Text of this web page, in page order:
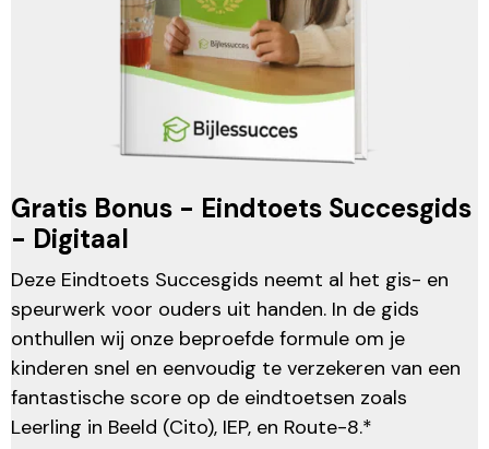
Gratis Bonus - Eindtoets Succesgids
- Digitaal
Deze Eindtoets Succesgids neemt al het gis- en
speurwerk voor ouders uit handen. In de gids
onthullen wij onze beproefde formule om je
kinderen snel en eenvoudig te verzekeren van een
fantastische score op de eindtoetsen zoals
Leerling in Beeld (Cito), IEP, en Route-8.*